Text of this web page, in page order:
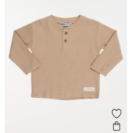
aux favoris
rapide